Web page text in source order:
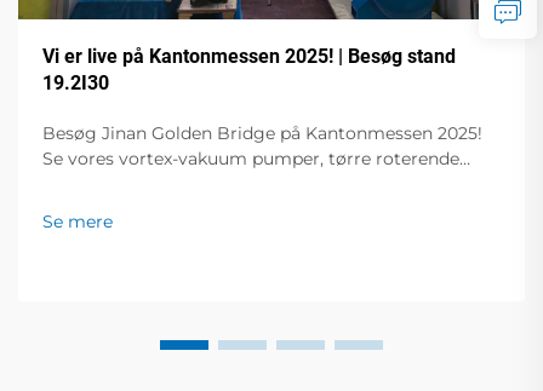
Vi er live på Kantonmessen 2025! | Besøg stand
19.2I30
Besøg Jinan Golden Bridge på Kantonmessen 2025!
Se vores vortex-vakuum pumper, tørre roterende
demonstrationer på stand 19.2I30. Få ekspertløsninger
Se mere